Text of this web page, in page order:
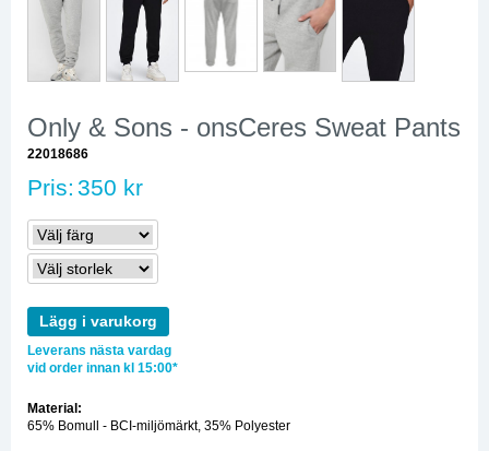
Only & Sons - onsCeres Sweat Pants
22018686
Pris: 350 kr
Lägg i varukorg
Leverans nästa vardag
vid order innan kl 15:00*
Material:
65% Bomull - BCI-miljömärkt, 35% Polyester